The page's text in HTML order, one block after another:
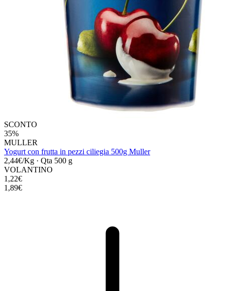
SCONTO
35%
MULLER
Yogurt con frutta in pezzi ciliegia 500g Muller
2,44€/Kg · Qta 500 g
VOLANTINO
1,22€
1,89€